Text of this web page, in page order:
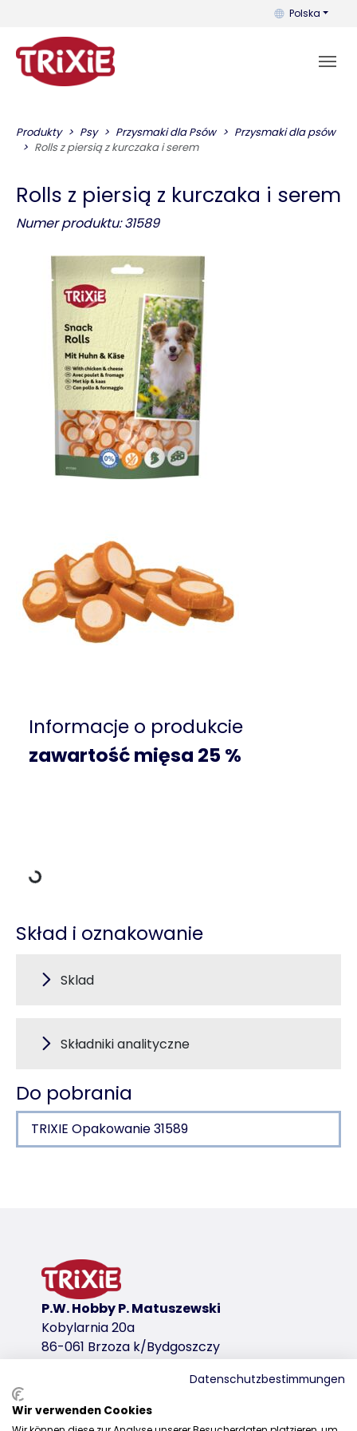
Możesz
Polska
Produkty Psy Przysmaki dla Psów
Przysmaki dla psów
Rolls z piersią z kurczaka i serem
Rolls z piersią z kurczaka i serem
Numer produktu: 31589
Informacje o produkcie
zawartość mięsa 25 %
Skład i oznakowanie
Sklad
Składniki analityczne
Do pobrania
TRIXIE Opakowanie 31589
wariant produktu
wariant produktu: unikalny numer
Zawartość/Waga
100 g
Rodzaj paszy
<table><tr><td>Karma uzupełniająca</td></tr></
Skład i oznakowanie
P.W. Hobby P. Matuszewski
Kobylarnia 20a
86-061 Brzoza k/Bydgoszczy
Dystrybucja
Datenschutzbestimmungen
Wir verwenden Cookies